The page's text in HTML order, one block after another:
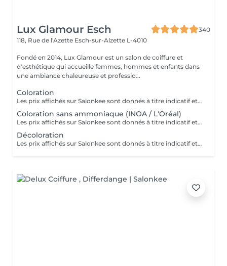
Lux Glamour Esch
340
118, Rue de l'Azette Esch-sur-Alzette L-4010
Fondé en 2014, Lux Glamour est un salon de coiffure et
d'esthétique qui accueille femmes, hommes et enfants dans
une ambiance chaleureuse et professio...
Coloration
Les prix affichés sur Salonkee sont donnés à titre indicatif et représentent les tarifs de base. Ceux-ci peuvent varier en fonction du diagnostic effectué lors de votre arrivée au salon et de l'expertise du professionnel à qui vous confiez vos soins de beauté. Dans tout les cas, un devis détaillé vous sera proposé et toute prestation sera réalisée avec votre accord.
Coloration sans ammoniaque (INOA / L'Oréal)
Les prix affichés sur Salonkee sont donnés à titre indicatif et représentent les tarifs de base. Ceux-ci peuvent varier en fonction du diagnostic effectué lors de votre arrivée au salon et de l'expertise du professionnel à qui vous confiez vos soins de beauté. Dans tout les cas, un devis détaillé vous sera proposé et toute prestation sera réalisée avec votre accord.
Décoloration
Les prix affichés sur Salonkee sont donnés à titre indicatif et représentent les tarifs de base. Ceux-ci peuvent varier en fonction du diagnostic effectué lors de votre arrivée au salon et de l'expertise du professionnel à qui vous confiez vos soins de beauté. Dans tout les cas, un devis détaillé vous sera proposé et toute prestation sera réalisée avec votre accord.